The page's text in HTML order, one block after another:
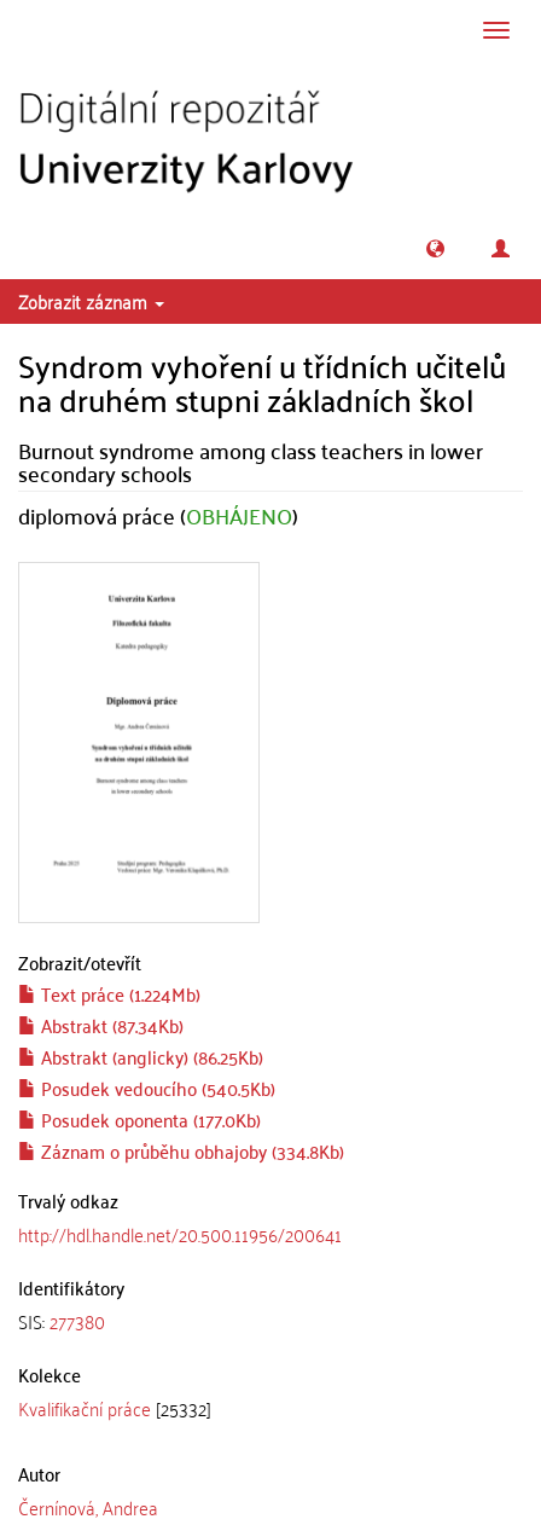
Zobrazit záznam
Syndrom vyhoření u třídních učitelů
na druhém stupni základních škol
Burnout syndrome among class teachers in lower
secondary schools
diplomová práce (OBHÁJENO)
Zobrazit/otevřít
Text práce (1.224Mb)
Abstrakt (87.34Kb)
Abstrakt (anglicky) (86.25Kb)
Posudek vedoucího (540.5Kb)
Posudek oponenta (177.0Kb)
Záznam o průběhu obhajoby (334.8Kb)
Trvalý odkaz
http://hdl.handle.net/20.500.11956/200641
Identifikátory
SIS:277380
Kolekce
Kvalifikační práce [25332]
Autor
Černínová, Andrea